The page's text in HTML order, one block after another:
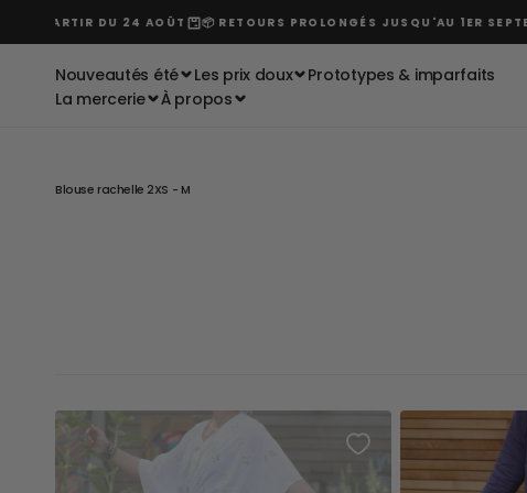
contenu
PARTIR DU 24 AOÛT 📦 RETOURS PROLONGÉS JUSQU'AU 1ER
Nouveautés été Les prix doux
Prototypes & imparfaits
La mercerie
À propos
Blouse rachelle 2XS - M